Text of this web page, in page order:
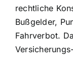
rechtliche
Bußgelder,
Fahrverbot.